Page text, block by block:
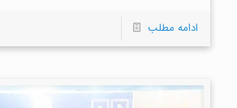
ادامه مطلب